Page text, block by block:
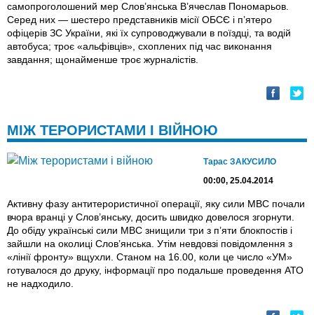
самопроголошений мер Слов’янська В’ячеслав Пономарьов.
Серед них — шестеро представників місії ОБСЄ і п’ятеро
офіцерів ЗС України, які їх супроводжували в поїздці, та водій
автобуса; троє «альфівців», схоплених під час виконання
завдання; щонайменше троє журналістів.
МІЖ ТЕРОРИСТАМИ І ВІЙНОЮ
Тарас ЗАКУСИЛО
00:00, 25.04.2014
Активну фазу антитерористичної операції, яку сили МВС почали
вчора вранці у Слов’янську, досить швидко довелося згорнути.
До обіду українські сили МВС знищили три з п’яти блокпостів і
зайшли на околиці Слов’янська. Утім невдовзі повідомлення з
«лінії фронту» вщухли. Станом на 16.00, коли це число «УМ»
готувалося до друку, інформації про подальше проведення АТО
не надходило.